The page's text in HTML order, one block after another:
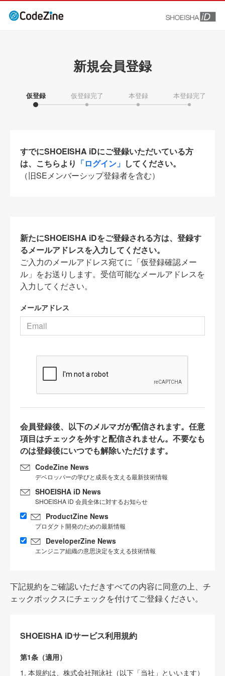
新規会員登録
仮登録 仮登録完了 本登録 本登録完了
すでにSHOEISHA iDにご登録いただいている方
は、こちらより 「ログイン」 してください。
（旧SEメンバーシップ登録者を含む）
新たにSHOEISHA iDをご登録される方は、登録す
るメールアドレスを入力してください。
ご入力のメールアドレス宛てに「仮登録確認メー
ル」をお送りします。受信可能なメールアドレスを
入力してください。
メールアドレス
会員登録後、以下のメルマガが配信されます。任意
項目はチェックを外すと配信されません。不要なも
のは登録後にいつでも解除いただけます。
CodeZine News
デベロッパーの学びと成長を支える最新技術情報
SHOEISHA iD News
SHOEISHA iD 会員全体に対するお知らせ
ProductZine News
プロダクト開発のための最新情報
DeveloperZine News
エンジニア組織の意思決定を支える技術情報
下記規約をご確認いただきすべての内容に同意の上、チ
ェックボックスにチェックを付けてご登録ください。
SHOEISHA iDサービス利用規約
第1条（適用）
1. 本規約は、株式会社翔泳社（以下「当社」といいます）